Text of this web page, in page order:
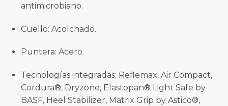
antimicrobiano.
Cuello: Acolchado.
Puntera: Acero.
Tecnologías integradas: Reflemax, Air Compact,
Cordura®, Dryzone, Elastopan® Light Safe by
BASF, Heel Stabilizer, Matrix Grip by Astico®,